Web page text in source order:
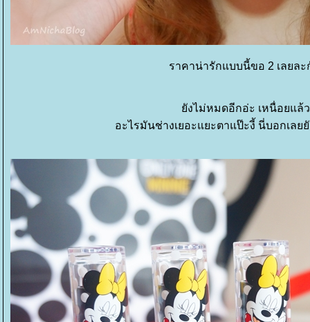
ราคาน่ารักแบบนี้ขอ 2 เลยละ
งไม่หมดอีกอ่ะ เหนื่อยแล้
อะไรมันช่างเยอะแยะตาแป๊ะงี้ นี่บอกเลย